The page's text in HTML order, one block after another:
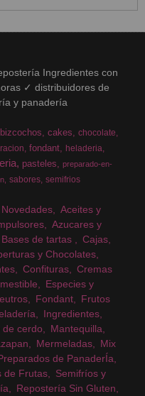
Ingredientes con
✓ distribuidores de
y panadería
bizcochos cakes chocolate
fondant
heladeria
pasteles
preparado-en-
sabores semifrios
Novedades
Aceites y
Azucares y
Bases de tartas
Cajas
y Chocolates
Confituras
Cremas
Especies y
Fondant
Frutos
Ingredientes
de cerdo
Mantequilla
Mermeladas
Mix
de PanaderÍa
de Frutas
Semifríos y
Repostería Sin Gluten